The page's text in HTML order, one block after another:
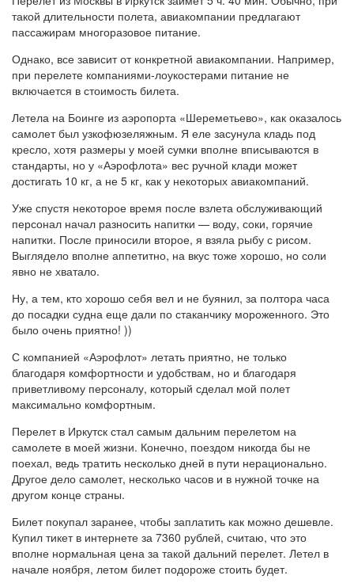
такой длительности полета, авиакомпании предлагают
пассажирам многоразовое питание.
Однако, все зависит от конкретной авиакомпании. Например,
при перелете компаниями-лоукостерами питание не
включается в стоимость билета.
Летела на Боинге из аэропорта «Шереметьево», как оказалось
самолет был узкофюзеляжным. Я еле засунула кладь под
кресло, хотя размеры у моей сумки вполне вписываются в
стандарты, но у «Аэрофлота» вес ручной клади может
достигать 10 кг, а не 5 кг, как у некоторых авиакомпаний.
Уже спустя некоторое время после взлета обслуживающий
персонал начал разносить напитки — воду, соки, горячие
напитки. После приносили второе, я взяла рыбу с рисом.
Выглядело вполне аппетитно, на вкус тоже хорошо, но соли
явно не хватало.
Ну, а тем, кто хорошо себя вел и не буянил, за полтора часа
до посадки судна еще дали по стаканчику мороженного. Это
было очень приятно! ))
С компанией «Аэрофлот» летать приятно, не только
благодаря комфортности и удобствам, но и благодаря
приветливому персоналу, который сделал мой полет
максимально комфортным.
Перелет в Иркутск стал самым дальним перелетом на
самолете в моей жизни. Конечно, поездом никогда бы не
поехал, ведь тратить несколько дней в пути нерационально.
Другое дело самолет, несколько часов и в нужной точке на
другом конце страны.
Билет покупал заранее, чтобы заплатить как можно дешевле.
Купил тикет в интернете за 7360 рублей, считаю, что это
вполне нормальная цена за такой дальний перелет. Летел в
начале ноября, летом билет подороже стоить будет.